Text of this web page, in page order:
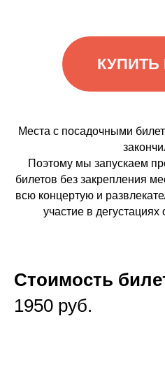
КУПИТЬ
Места с посадочными
Поэтому мы запускаем
билетов без закрепления
всю концертую и
участие в
Стоимость
1950 руб.